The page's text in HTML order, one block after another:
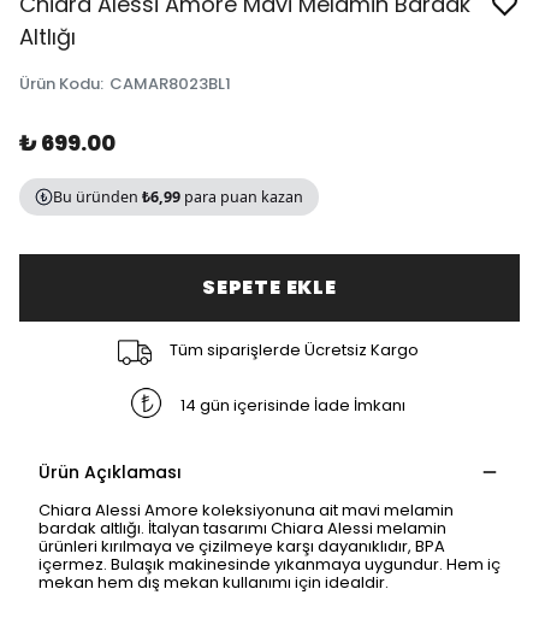
Altlığı
Ürün Kodu: CAMAR8023BL1
₺ 699.00
Bu üründen ₺6,99 para puan kazan
SEPETE EKLE
Tüm siparişlerde Ücretsiz Kargo
14 gün içerisinde İade İmkanı
Ürün Açıklaması
Chiara Alessi Amore koleksiyonuna ait mavi melamin
bardak altlığı. İtalyan tasarımı Chiara Alessi melamin
ürünleri kırılmaya ve çizilmeye karşı dayanıklıdır, BPA
içermez. Bulaşık makinesinde yıkanmaya uygundur. Hem iç
mekan hem dış mekan kullanımı için idealdir.